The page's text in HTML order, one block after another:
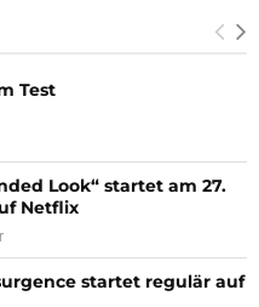
Test
Look“ startet am 27.
Netflix
startet regulär auf